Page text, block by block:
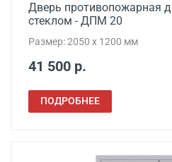
Дверь противопожарная
стеклом - ДПМ 20
Размер: 2050 x 1200 мм
41 500 р.
ПОДРОБНЕЕ